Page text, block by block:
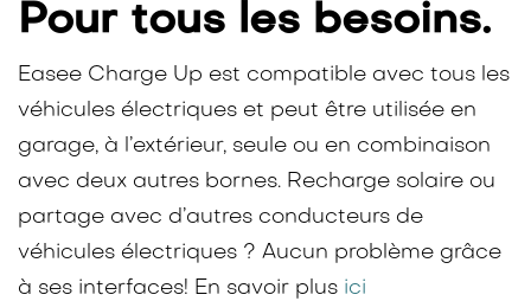
Pour tous les besoins.
Easee Charge Up est compatible avec tous les
véhicules électriques et peut être utilisée en
garage, à l’extérieur, seule ou en combinaison
avec deux autres bornes. Recharge solaire ou
partage avec d’autres conducteurs de
véhicules électriques ? Aucun problème grâce
à ses interfaces! En savoir plus ici